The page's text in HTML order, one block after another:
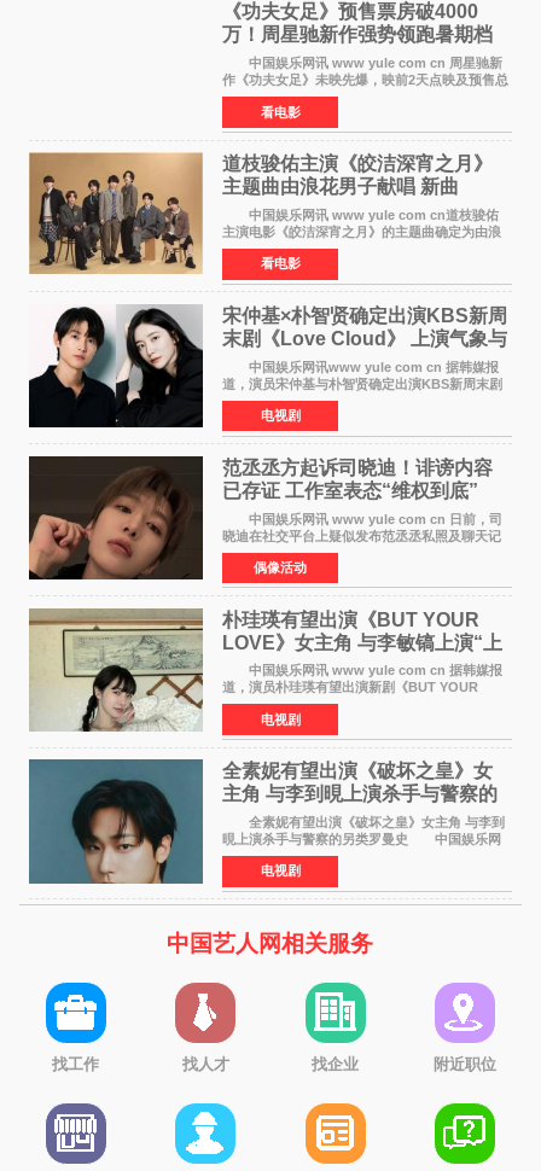
《功夫女足》预售票房破4000
万！周星驰新作强势领跑暑期档
中国娱乐网讯 www yule com cn 周星驰新
作《功夫女足》未映先爆，映前2天点映及预售总
票房已突破4000万大关，成为暑期档最受期待的
电影之一。这部融合功夫元素与足球题材的喜剧
电影，将于7月
看电影
道枝骏佑主演《皎洁深宵之月》
主题曲由浪花男子献唱 新曲
《Moonlit》预告公开
中国娱乐网讯 www yule com cn道枝骏佑
主演电影《皎洁深宵之月》的主题曲确定为由浪
花男子演唱的新曲《Moonlit》。使用该乐曲的最
新预告片也已制作完成。 本片讲述的是市村
琥珀（道枝骏佑
看电影
宋仲基×朴智贤确定出演KBS新周
末剧《Love Cloud》 上演气象与
诅咒交织的奇幻爱情
中国娱乐网讯www yule com cn 据韩媒报
道，演员宋仲基与朴智贤确定出演KBS新周末剧
《Love Cloud》，分别担任男女主角。该剧预计
将于明年播出，引发观众期待。 《Love
Cloud》讲述了一位
电视剧
范丞丞方起诉司晓迪！诽谤内容
已存证 工作室表态“维权到底”
中国娱乐网讯 www yule com cn 日前，司
晓迪在社交平台上疑似发布范丞丞私照及聊天记
录等内容，引发网络热议。大量网友对此展开讨
论，相关话题迅速登上热搜。 刚刚，范丞丞
对接号@到范
偶像活动
朴珪瑛有望出演《BUT YOUR
LOVE》女主角 与李敏镐上演“上
司竟是虚拟偶像”罗曼史
中国娱乐网讯 www yule com cn 据韩媒报
道，演员朴珪瑛有望出演新剧《BUT YOUR
LOVE》女主角，与李敏镐合作，引发关注。
朴珪瑛在剧中饰演游戏公司代理卓素娜一角。她
在忍受艰辛职场生
电视剧
全素妮有望出演《破坏之皇》女
主角 与李到晛上演杀手与警察的
另类罗曼史
全素妮有望出演《破坏之皇》女主角 与李到
晛上演杀手与警察的另类罗曼史 中国娱乐网
讯 www yule com cn 据韩媒报道，演员全素妮
有望出演新剧《破坏之皇》女主角，与李到晛合
作，引发关
电视剧
中国艺人网相关服务
找工作 找人才 找企业 附近职位